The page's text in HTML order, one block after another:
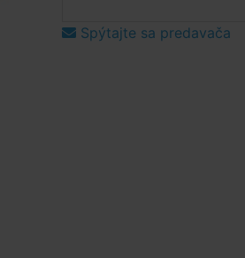
Spýtajte sa predavača